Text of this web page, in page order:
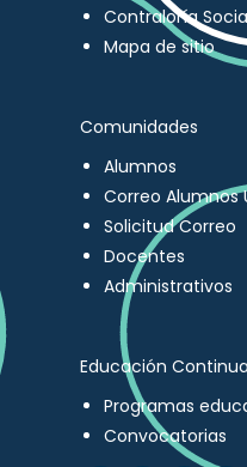
Contraloría
Mapa de sitio
Comunidades
Alumnos
Correo Alumnos
Solicitud Correo
Docentes
Administrativos
Educación Continua
Programas
Convocatorias